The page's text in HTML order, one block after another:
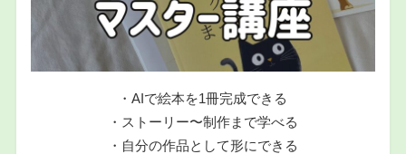
・AIで絵本を1冊完成できる
・ストーリー〜制作まで学べる
・自分の作品として形にできる